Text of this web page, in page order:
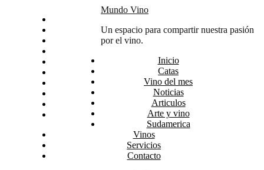
Arte y vino
Sudamerica
Mundo Vino
Un espacio para compartir nuestra pasión
por el vino.
Inicio
Catas
Vino del mes
Noticias
Articulos
Arte y vino
Sudamerica
Vinos
Servicios
Contacto